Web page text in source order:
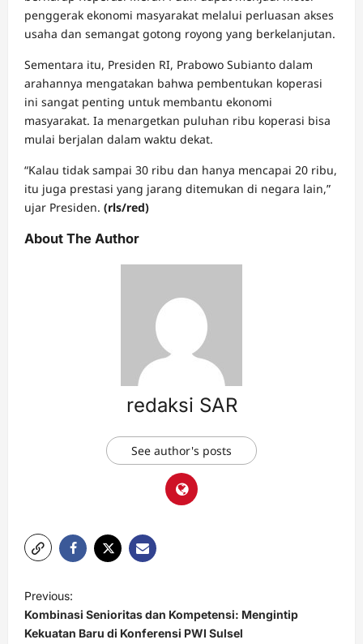
penggerak ekonomi masyarakat melalui perluasan akses
usaha dan semangat gotong royong yang berkelanjutan.
Sementara itu, Presiden RI, Prabowo Subianto dalam
arahannya mengatakan bahwa pembentukan koperasi
ini sangat penting untuk membantu ekonomi
masyarakat. Ia menargetkan puluhan ribu koperasi bisa
mulai berjalan dalam waktu dekat.
“Kalau tidak sampai 30 ribu dan hanya mencapai 20 ribu,
itu juga prestasi yang jarang ditemukan di negara lain,”
ujar Presiden. (rls/red)
About The Author
redaksi SAR
See author's posts
Previous:
Kombinasi Senioritas dan Kompetensi: Mengintip
Kekuatan Baru di Konferensi PWI Sulsel